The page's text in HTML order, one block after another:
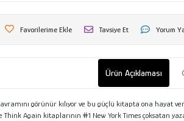
Favorilerime Ekle Tavsiye Et Yorum
Ürün Açıklaması
görünür kılıyor ve bu güçlü kitapta ona hayat
Again kitaplarının #1 New York Times çoksatan